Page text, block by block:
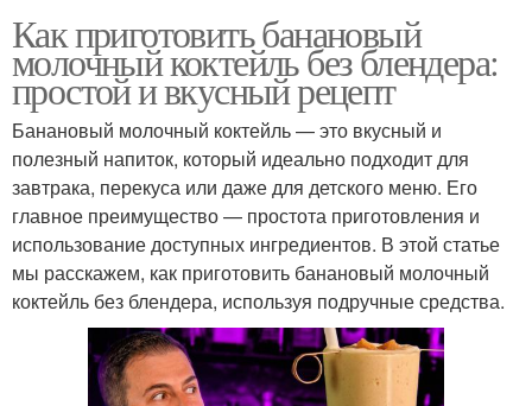
Как приготовить банановый
молочный коктейль без блендера:
простой и вкусный рецепт
Банановый молочный коктейль — это вкусный и
полезный напиток, который идеально подходит для
завтрака, перекуса или даже для детского меню. Его
главное преимущество — простота приготовления и
использование доступных ингредиентов. В этой статье
мы расскажем, как приготовить банановый молочный
коктейль без блендера, используя подручные средства.